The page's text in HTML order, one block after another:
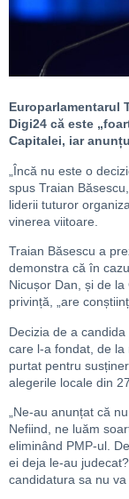
Europarlamentarul
Digi24 că este
Capitalei, iar
„Încă nu este o
spus Traian
liderii tuturor
vinerea viitoare.
Traian Băsescu a
demonstra că în
Nicușor Dan, și de
privință, „are
Decizia de a
care l-a fondat, de la
purtat pentru
alegerile locale din
„Ne-au anunțat că
Nefiind, ne luăm
eliminând PMP-ul.
ei deja le-au
candidatura sa nu